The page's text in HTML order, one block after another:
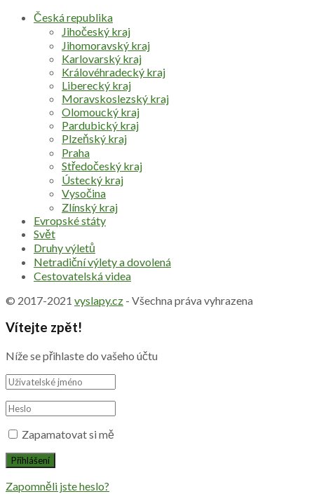
Česká republika
Jihočeský kraj
Jihomoravský kraj
Karlovarský kraj
Královéhradecký kraj
Liberecký kraj
Moravskoslezský kraj
Olomoucký kraj
Pardubický kraj
Plzeňský kraj
Praha
Středočeský kraj
Ústecký kraj
Vysočina
Zlínský kraj
Evropské státy
Svět
Druhy výletů
Netradiční výlety a dovolená
Cestovatelská videa
© 2017-2021 vyslapy.cz - Všechna práva vyhrazena
Vítejte zpět!
Níže se přihlaste do vašeho účtu
Zapamatovat si mě
Zapomněli jste heslo?